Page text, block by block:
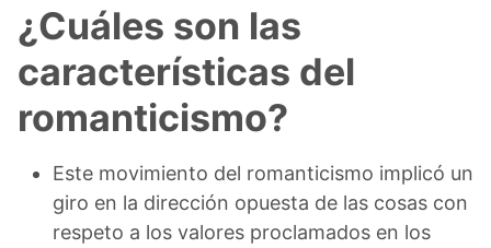
¿Cuáles son las
características del
romanticismo?
Este movimiento del romanticismo implicó un
giro en la dirección opuesta de las cosas con
respeto a los valores proclamados en los